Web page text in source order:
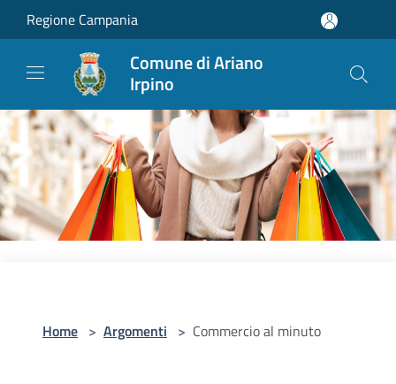
Salta al contenuto principale
Regione Campania
Comune di Ariano
Irpino
Home > Argomenti > Commercio al minuto